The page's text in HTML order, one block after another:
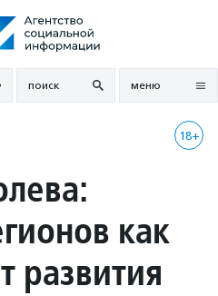
поиск меню
18+
как
развития